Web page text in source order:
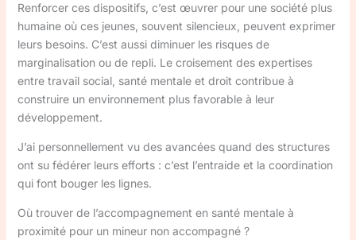
Renforcer ces dispositifs, c’est œuvrer pour une société plus
humaine où ces jeunes, souvent silencieux, peuvent exprimer
leurs besoins. C’est aussi diminuer les risques de
marginalisation ou de repli. Le croisement des expertises
entre travail social, santé mentale et droit contribue à
construire un environnement plus favorable à leur
développement.
J’ai personnellement vu des avancées quand des structures
ont su fédérer leurs efforts : c’est l’entraide et la coordination
qui font bouger les lignes.
Où trouver de l’accompagnement en santé mentale à
proximité pour un mineur non accompagné ?